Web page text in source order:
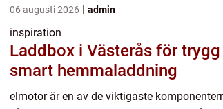
tyst...
06 augusti 2026 admin
inspiration
Laddbox i Västerås för
smart hemmaladdning
elmotor är en av de viktigaste